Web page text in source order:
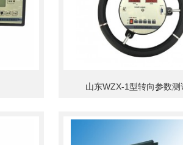
山东WZX-1型转向参数测